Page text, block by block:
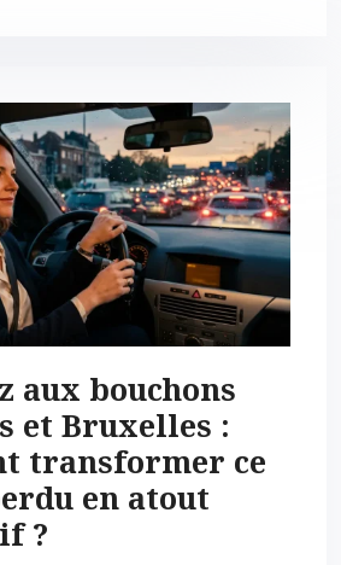
aux bouchons
et Bruxelles :
transformer ce
en atout
?